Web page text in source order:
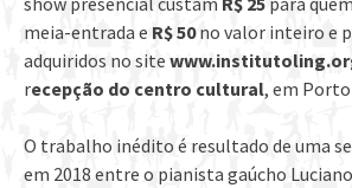
meia-entrada e R$ 50no valor inteiro e
adquiridos no site
recepção do centro cultural, em
O trabalho inédito é resultado de uma
em 2018 entre o pianista gaúcho